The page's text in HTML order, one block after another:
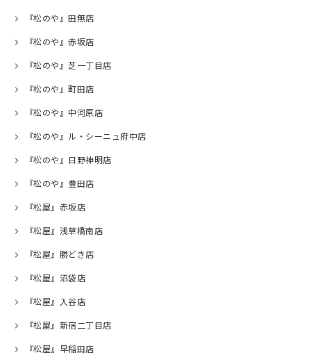
『松のや』田無店
『松のや』赤坂店
『松のや』芝一丁目店
『松のや』町田店
『松のや』中河原店
『松のや』ル・シーニュ府中店
『松のや』日野神明店
『松のや』豊田店
『松屋』赤坂店
『松屋』浅草橋南店
『松屋』勝どき店
『松屋』沼袋店
『松屋』入谷店
『松屋』新宿二丁目店
『松屋』早稲田店